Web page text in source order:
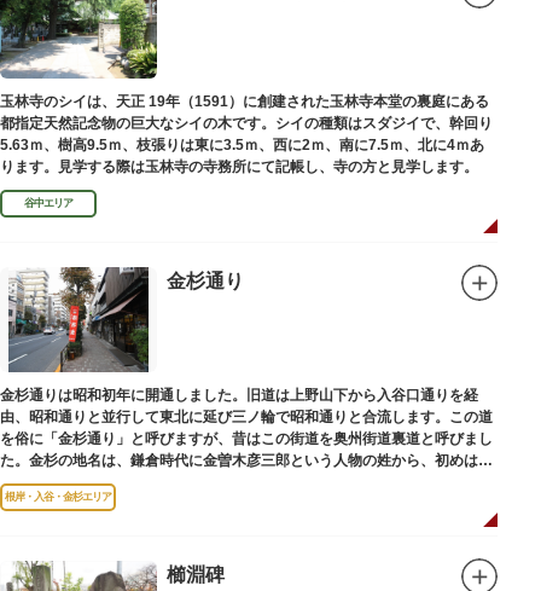
玉林寺のシイは、天正 19年（1591）に創建された玉林寺本堂の裏庭にある
都指定天然記念物の巨大なシイの木です。シイの種類はスダジイで、幹回り
5.63ｍ、樹高9.5ｍ、枝張りは東に3.5ｍ、西に2ｍ、南に7.5ｍ、北に4ｍあ
ります。見学する際は玉林寺の寺務所にて記帳し、寺の方と見学します。
谷中エリア
金杉通り
金杉通りは昭和初年に開通しました。旧道は上野山下から入谷口通りを経
由、昭和通りと並行して東北に延び三ノ輪で昭和通りと合流します。この道
を俗に「金杉通り」と呼びますが、昔はこの街道を奥州街道裏道と呼びまし
た。金杉の地名は、鎌倉時代に金曽木彦三郎という人物の姓から、初めは金
曽木、それが金杉に変わったものとされています。
根岸・入谷・金杉エリア
櫛淵碑